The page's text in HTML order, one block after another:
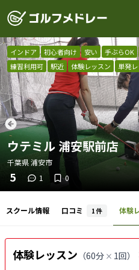
インドア 初心者向け 安い 手ぶらOK
練習利用可
駅近 体験レッスン 単発
ウテミル 浦安駅前店
千葉県浦安市
5 1 0
スクール情報 口コミ 1 件 体験
体験レッスン （60分 × 1回）